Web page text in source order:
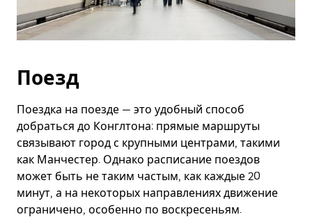
Поезд
Поездка на поезде — это удобный способ
добраться до Конглтона: прямые маршруты
связывают город с крупными центрами, такими
как Манчестер. Однако расписание поездов
может быть не таким частым, как каждые 20
минут, а на некоторых направлениях движение
ограничено, особенно по воскресеньям.